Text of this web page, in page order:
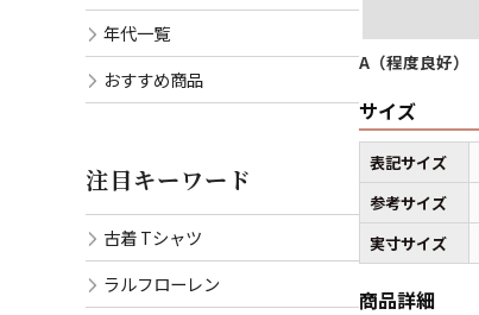
A（程度良好）
サイズ
表記サイズ
参考サイズ
実寸サイズ
商品詳細
年代一覧
おすすめ商品
注目キーワード
古着 Tシャツ
ラルフローレン